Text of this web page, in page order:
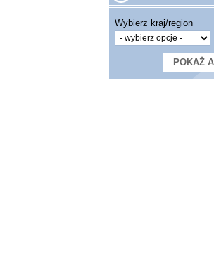
Wybierz kraj/region